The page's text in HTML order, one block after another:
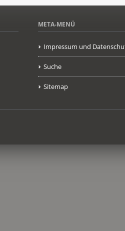
META-MENÜ
Impressum und
Suche
Sitemap